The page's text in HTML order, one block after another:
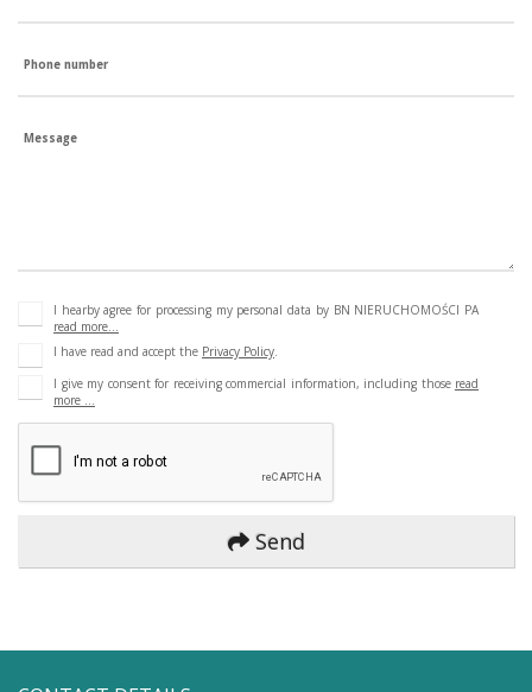
Phone number
Message
I hearby agree for processing my personal data by BN NIERUCHOMOŚCI PA
read more...
I have read and accept the Privacy Policy
I give my consent for receiving commercial information, including those read
more ...
Send